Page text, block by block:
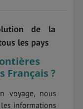
de la
les pays
Français ?
voyage, nous
informations